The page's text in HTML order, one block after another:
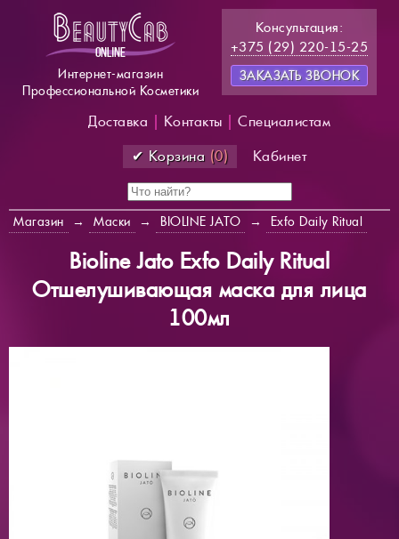
Интернет-магазин
Профессиональной Косметики
Консультация:
+375 (29) 220-15-25
ЗАКАЗАТЬ ЗВОНОК
Доставка Контакты
Специалистам
✔ Корзина (0) Кабинет
Магазин → Маски → BIOLINE JATO → Exfo Daily Ritual
Bioline Jato Exfo Daily Ritual
Отшелушивающая маска для лица
100мл